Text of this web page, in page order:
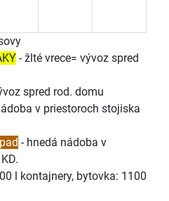
- žlté vrece= vývoz spred
spred rod. domu
v priestoroch stojiska
- hnedá nádoba v
l kontajnery, bytovka: 1100